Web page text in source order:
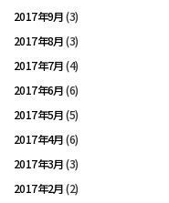
2017年9月(3)
2017年8月(3)
2017年7月(4)
2017年6月(6)
2017年5月(5)
2017年4月(6)
2017年3月(3)
2017年2月(2)